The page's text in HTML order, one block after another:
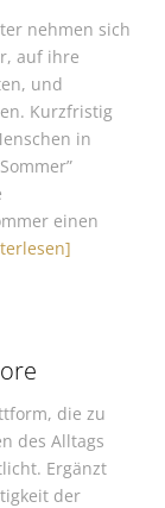
nehmen sich
auf ihre
und
Kurzfristig
in
einen
die zu
des Alltags
Ergänzt
der